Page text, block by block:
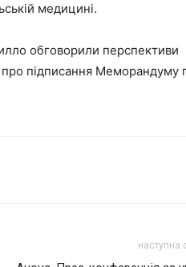
медицині.
обговорили перспективи
про підписання Меморандуму
наступна